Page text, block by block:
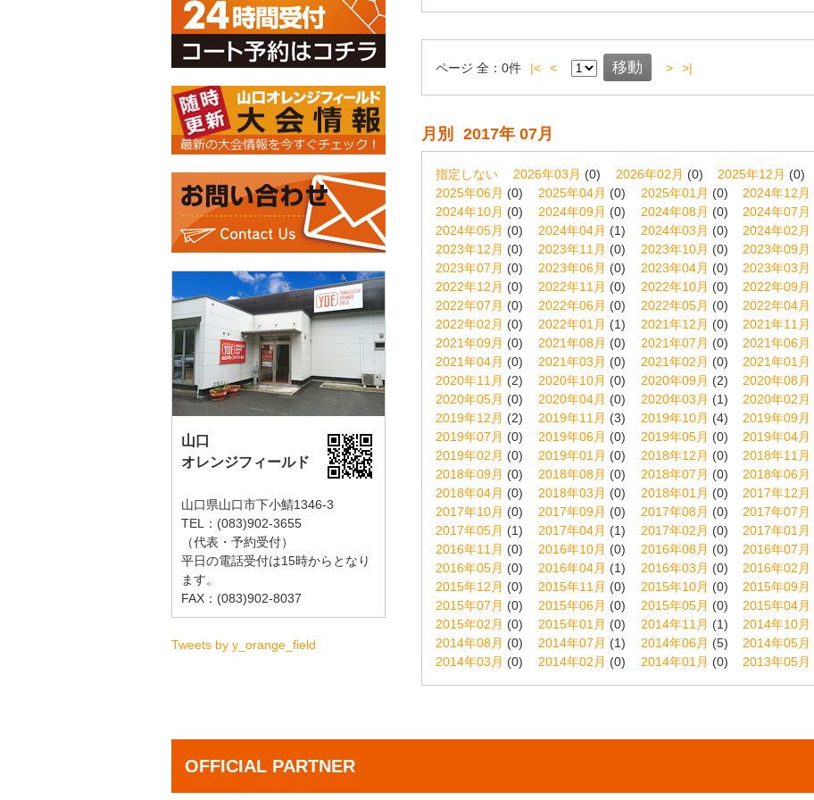
ページ 全： 0件 |< < > >|
月別 2017年 07月
指定しない 2026年03月 (0) 2026年02月 (0) 2025年12月 (0)
2025年06月 (0) 2025年04月 (0) 2025年01月 (0) 2024年12月
2024年10月 (0) 2024年09月 (0) 2024年08月 (0) 2024年07月
2024年05月 (0) 2024年04月 (1) 2024年03月 (0) 2024年02月
2023年12月 (0) 2023年11月 (0) 2023年10月 (0) 2023年09月
2023年07月 (0) 2023年06月 (0) 2023年04月 (0) 2023年03月
2022年12月 (0) 2022年11月 (0) 2022年10月 (0) 2022年09月
2022年07月 (0) 2022年06月 (0) 2022年05月 (0) 2022年04月
2022年02月 (0) 2022年01月 (1) 2021年12月 (0) 2021年11月
2021年09月 (0) 2021年08月 (0) 2021年07月 (0) 2021年06月
2021年04月 (0) 2021年03月 (0) 2021年02月 (0) 2021年01月
2020年11月 (2) 2020年10月 (0) 2020年09月 (2) 2020年08月
2020年05月 (0) 2020年04月 (0) 2020年03月 (1) 2020年02月
2019年12月 (2) 2019年11月 (3) 2019年10月 (4) 2019年09月
2019年07月 (0) 2019年06月 (0) 2019年05月 (0) 2019年04月
2019年02月 (0) 2019年01月 (0) 2018年12月 (0) 2018年11月
2018年09月 (0) 2018年08月 (0) 2018年07月 (0) 2018年06月
2018年04月 (0) 2018年03月 (0) 2018年01月 (0) 2017年12月
2017年10月 (0) 2017年09月 (0) 2017年08月 (0) 2017年07月
2017年05月 (1) 2017年04月 (1) 2017年02月 (0) 2017年01月
2016年11月 (0) 2016年10月 (0) 2016年08月 (0) 2016年07月
2016年05月 (0) 2016年04月 (1) 2016年03月 (0) 2016年02月
2015年12月 (0) 2015年11月 (0) 2015年10月 (0) 2015年09月
2015年07月 (0) 2015年06月 (0) 2015年05月 (0) 2015年04月
2015年02月 (0) 2015年01月 (0) 2014年11月 (1) 2014年10月
2014年08月 (0) 2014年07月 (1) 2014年06月 (5) 2014年05月
2014年03月 (0) 2014年02月 (0) 2014年01月 (0) 2013年05月
山口
オレンジフィールド
山口県山口市下小鯖1346-3
TEL：(083)902-3655
（代表・予約受付）
平日の電話受付は15時からとなり
ます。
FAX：(083)902-8037
Tweets by y_orange_field
OFFICIAL PARTNER